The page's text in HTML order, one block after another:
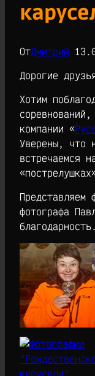
ОтДмитрий
Дорогие
Хотим
компании «
Уверены, что
встречаемся
Представляем
фотографа
благодарность.